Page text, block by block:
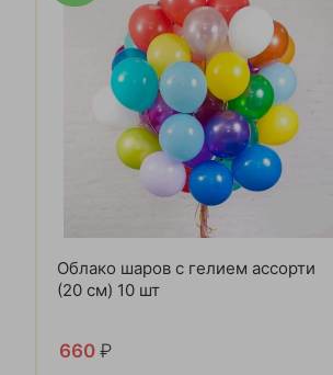
Облако шаров с гелием ассорти
(20 см) 10 шт
660 ₽